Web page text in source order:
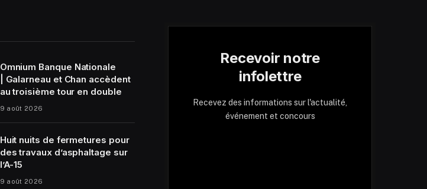
Omnium Banque Nationale
| Galarneau et Chan accèdent
au troisième tour en double
9 août 2026
Huit nuits de fermetures pour
des travaux d’asphaltage sur
l’A-15
9 août 2026
Recevoir notre
infolettre
Recevez des informations sur l'actualité,
événement et concours